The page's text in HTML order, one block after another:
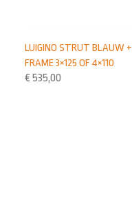
LUIGINO STRUT BLAUW +
FRAME 3×125 OF 4×110
€ 535,00